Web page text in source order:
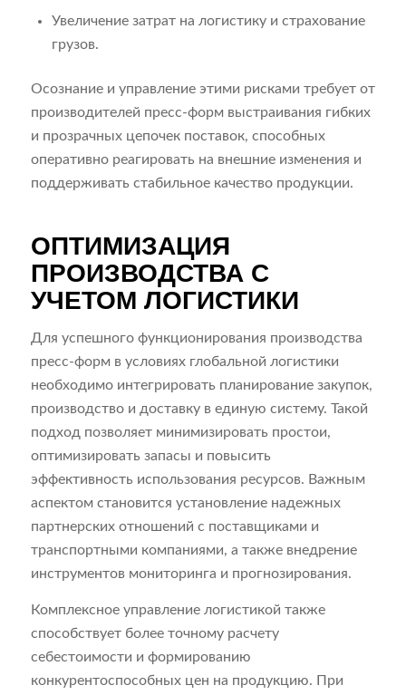
Увеличение затрат на логистику и страхование
грузов.
Осознание и управление этими рисками требует от
производителей пресс-форм выстраивания гибких
и прозрачных цепочек поставок, способных
оперативно реагировать на внешние изменения и
поддерживать стабильное качество продукции.
ОПТИМИЗАЦИЯ
ПРОИЗВОДСТВА С
УЧЕТОМ ЛОГИСТИКИ
Для успешного функционирования производства
пресс-форм в условиях глобальной логистики
необходимо интегрировать планирование закупок,
производство и доставку в единую систему. Такой
подход позволяет минимизировать простои,
оптимизировать запасы и повысить
эффективность использования ресурсов. Важным
аспектом становится установление надежных
партнерских отношений с поставщиками и
транспортными компаниями, а также внедрение
инструментов мониторинга и прогнозирования.
Комплексное управление логистикой также
способствует более точному расчету
себестоимости и формированию
конкурентоспособных цен на продукцию. При